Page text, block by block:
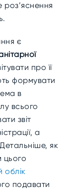
є
про її
формувати
в
всього
звіт
а
як
цього
облік
подавати